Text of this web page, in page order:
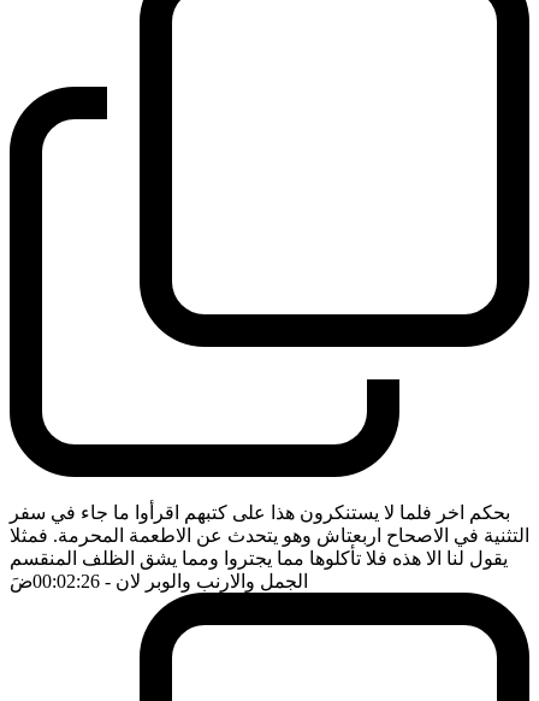
بحكم اخر فلما لا يستنكرون هذا على كتبهم اقرأوا ما جاء في سفر
التثنية في الاصحاح اربعتاش وهو يتحدث عن الاطعمة المحرمة. فمثلا
يقول لنا الا هذه فلا تأكلوها مما يجتروا ومما يشق الظلف المنقسم
الجمل والارنب والوبر لان - 00:02:26 ضَ